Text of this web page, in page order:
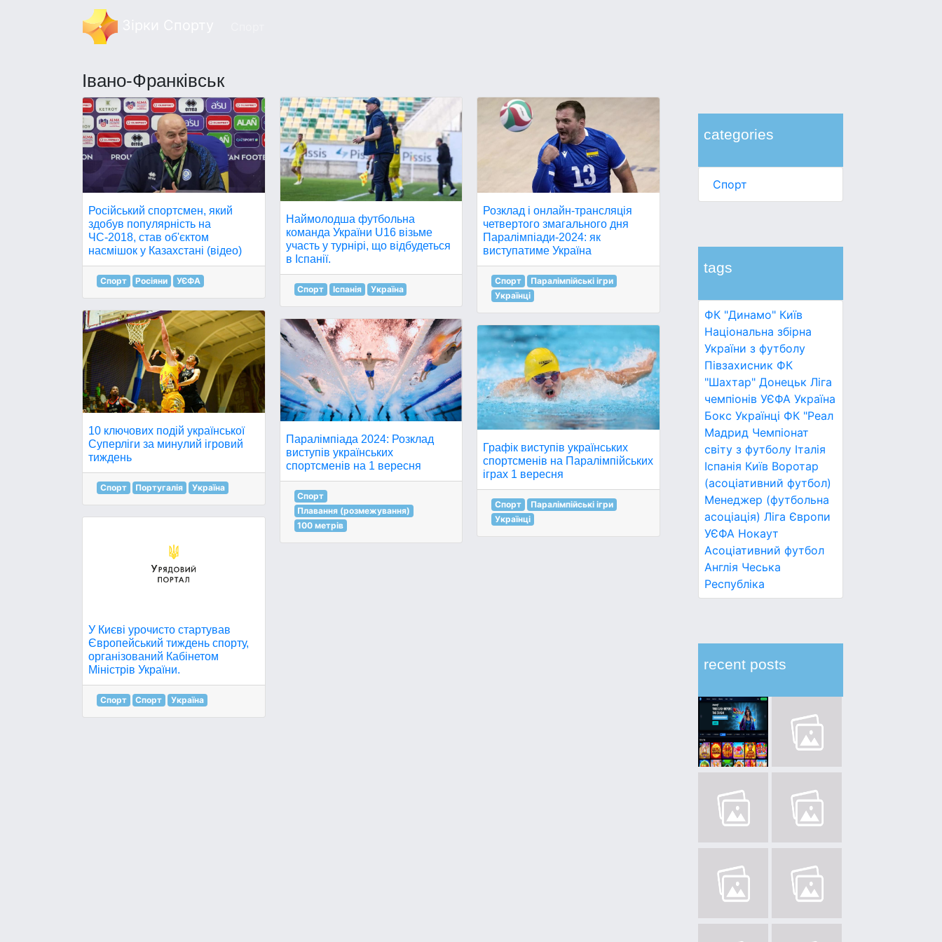
Івано-Франківськ
categories
Спорт
tags
ФК "Динамо" Київ
Національна збірна
України з футболу
Півзахисник ФК
"Шахтар" Донецьк Ліга
чемпіонів УЄФА Україна
Бокс Українці ФК "Реал
Мадрид Чемпіонат
світу з футболу Італія
Іспанія Київ Воротар
(асоціативний футбол)
Менеджер (футбольна
асоціація) Ліга Європи
УЄФА Нокаут
Асоціативний футбол
Англія Чеська
Республіка
recent posts
Російський спортсмен, який
здобув популярність на
ЧС-2018, став об'єктом
насмішок у Казахстані (відео)
Спорт Росіяни УЄФА
10 ключових подій української
Суперліги за минулий ігровий
тиждень
Спорт Португалія Україна
У Києві урочисто стартував
Європейський тиждень спорту,
організований Кабінетом
Міністрів України.
Спорт Спорт Україна
Наймолодша футбольна
команда України U16 візьме
участь у турнірі, що відбудеться
в Іспанії.
Спорт Іспанія Україна
Паралімпіада 2024: Розклад
виступів українських
спортсменів на 1 вересня
Спорт
Плавання (розмежування)
100 метрів
Розклад і онлайн-трансляція
четвертого змагального дня
Паралімпіади-2024: як
виступатиме Україна
Спорт
Паралімпійські ігри
Українці
Графік виступів українських
спортсменів на Паралімпійських
іграх 1 вересня
Спорт
Паралімпійські ігри
Українці